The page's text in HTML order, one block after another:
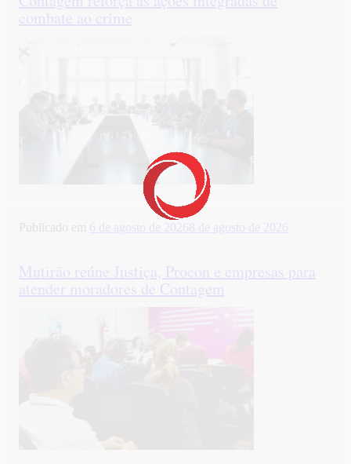
combate ao crime
Publicado em 6 de agosto de 20268 de agosto de 2026
Mutirão reúne Justiça, Procon e empresas para
atender moradores de Contagem